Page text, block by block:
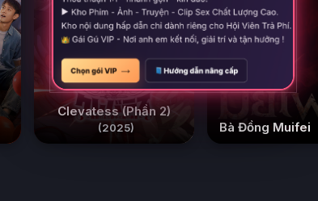
Clevatess (Phần 2)
(2025) Bà Đồng Muifei